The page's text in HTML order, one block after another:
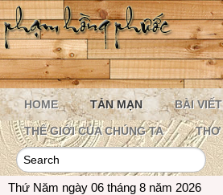
HOME TẢN MẠN BÀI VIẾT
THẾ GIỚI CỦA CHÚNG TA THƠ
Thứ Năm ngày 06 tháng 8 năm 2026